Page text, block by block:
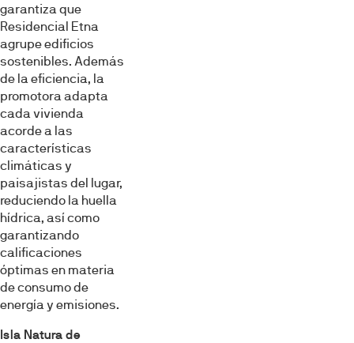
garantiza que
Residencial Etna
agrupe edificios
sostenibles. Además
de la eficiencia, la
promotora adapta
cada vivienda
acorde a las
características
climáticas y
paisajistas del lugar,
reduciendo la huella
hídrica, así como
garantizando
calificaciones
óptimas en materia
de consumo de
energía y emisiones.
Isla Natura de